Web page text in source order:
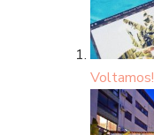
Voltamos!